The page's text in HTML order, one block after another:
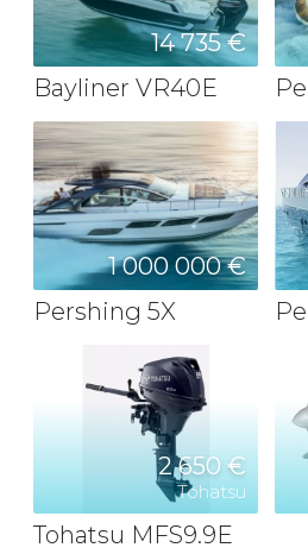
14 735 €
Bayliner VR40E
1 000 000 €
Pershing 5X
2 650 €
Tohatsu
Tohatsu MFS9.9E